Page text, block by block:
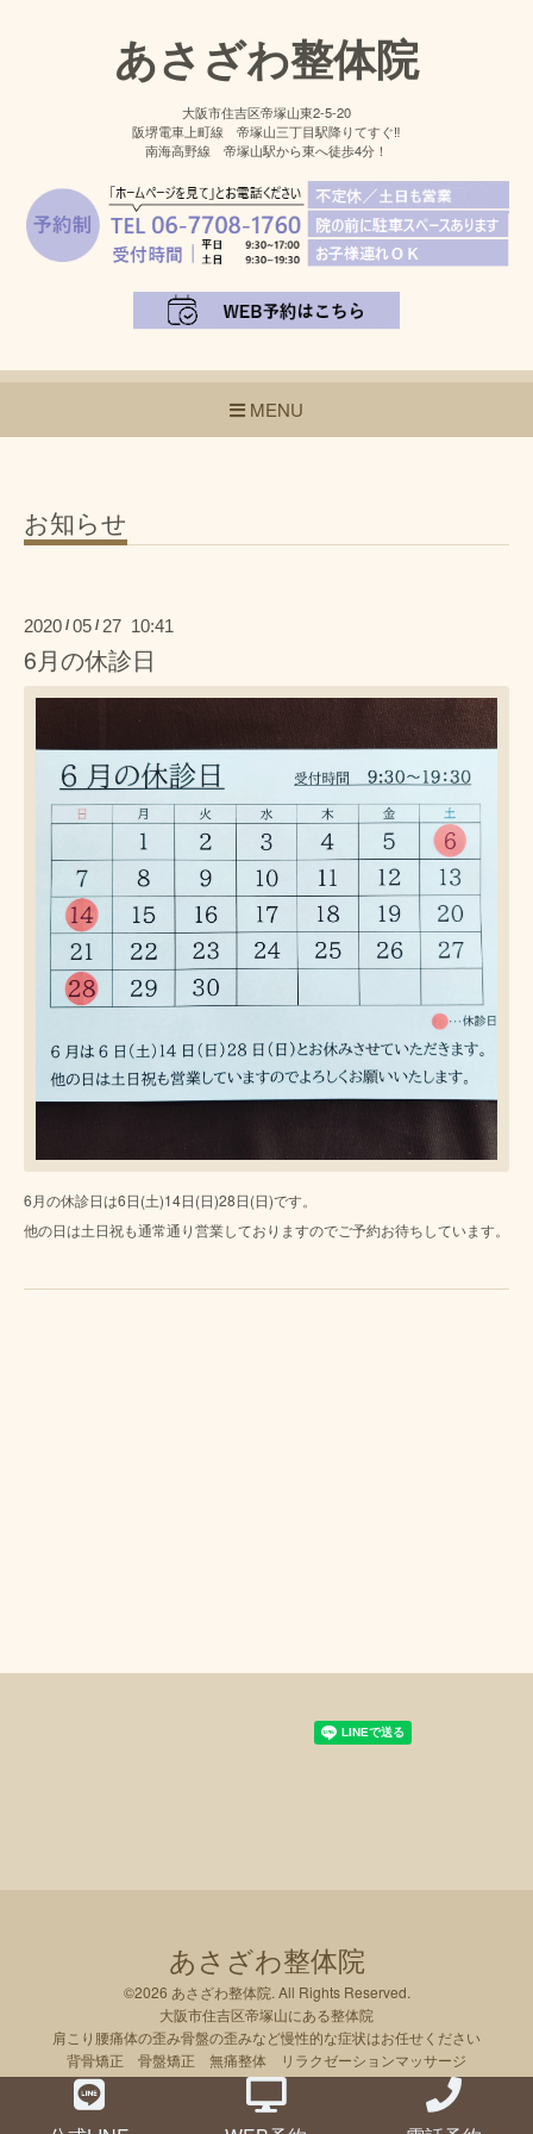
あさざわ整体院
大阪市住吉区帝塚山東2-5-20
阪堺電車上町線 帝塚山三丁目駅降りてすぐ‼
南海高野線 帝塚山駅から東へ徒歩4分！
MENU
お知らせ
2020 / 05 / 27 10:41
6月の休診日
6月の休診日は6日(土)14日(日)28日(日)です。
他の日は土日祝も通常通り営業しておりますのでご予約お待ちしています。
あさざわ整体院
©2026 あさざわ整体院. All Rights Reserved.
大阪市住吉区帝塚山にある整体院
肩こり腰痛体の歪み骨盤の歪みなど慢性的な症状はお任せください
背骨矯正 骨盤矯正 無痛整体 リラクゼーションマッサージ